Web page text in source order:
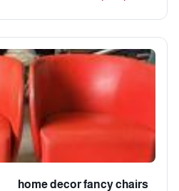
home decor fancy chairs